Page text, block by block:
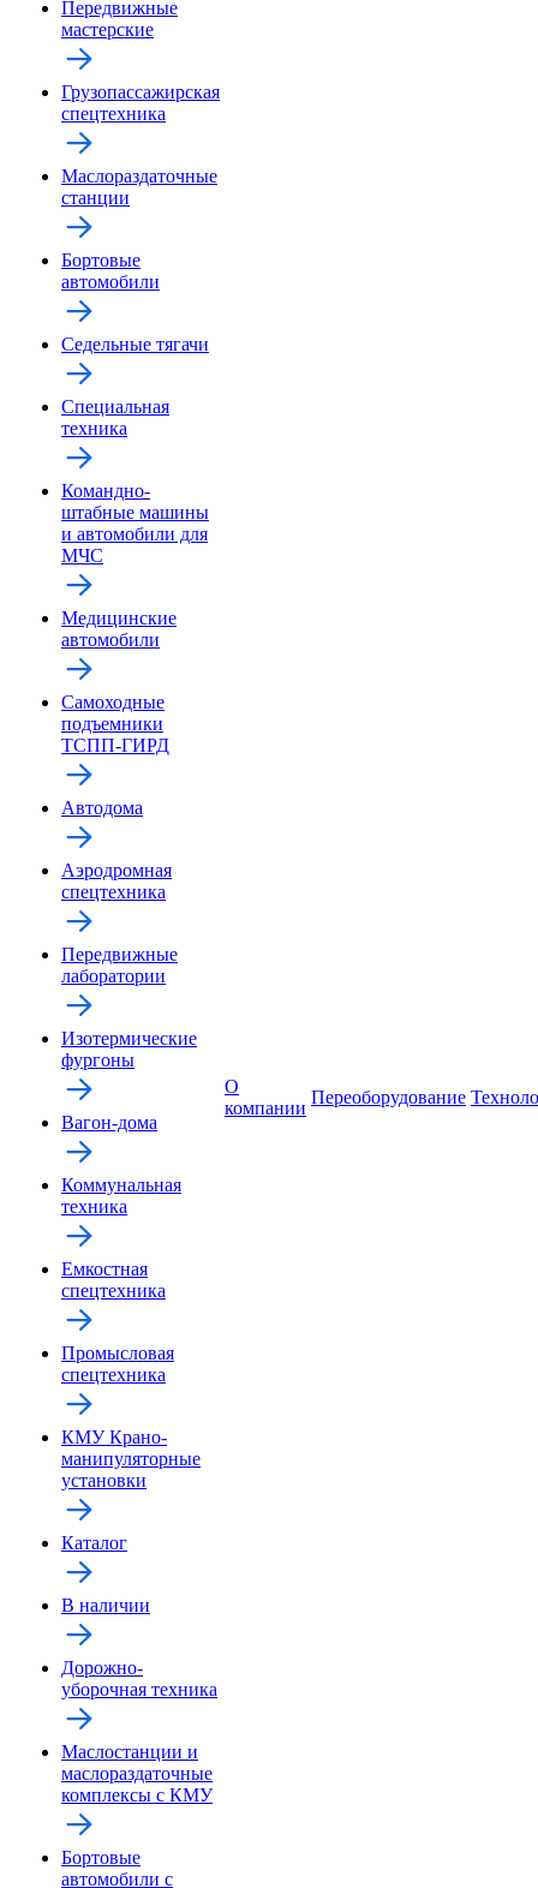
Передвижные
мастерские
Грузопассажирская
спецтехника
Маслораздаточные
станции
Бортовые
автомобили
Седельные тягачи
Специальная
техника
Командно-
штабные машины
и автомобили для
МЧС
Медицинские
автомобили
Самоходные
подъемники
ТСПП-ГИРД
Автодома
Аэродромная
спецтехника
Передвижные
лаборатории
Изотермические
фургоны
Вагон-дома
Коммунальная
техника
Емкостная
спецтехника
Промысловая
спецтехника
КМУ Крано-
манипуляторные
установки
Каталог
В наличии
Дорожно-
уборочная техника
Маслостанции и
маслораздаточные
комплексы с КМУ
Бортовые
автомобили с
О
компании
Переоборудование